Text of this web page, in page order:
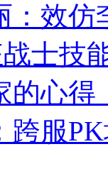
：效仿
士技
的心得
跨服